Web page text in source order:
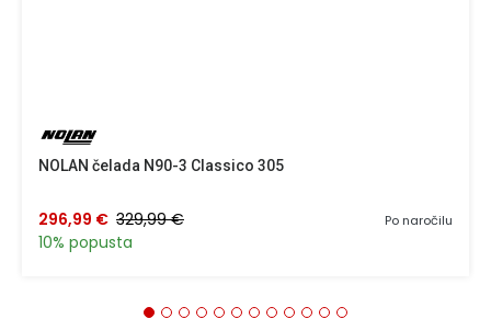
NOLAN čelada N90-3 Classico 305
Po naročilu
296,99 € 329,99 €
10% popusta